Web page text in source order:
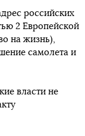
российских
2 Европейской
на жизнь),
самолета и
власти не